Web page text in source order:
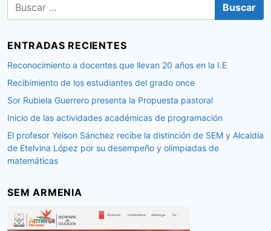
a
r
ENTRADAS RECIENTES
Reconocimiento a docentes que llevan 20 años en la I.E
Recibimiento de los estudiantes del grado once
Sor Rubiela Guerrero presenta la Propuesta pastoral
Inicio de las actividades académicas de programación
El profesor Yeison Sánchez recibe la distinción de SEM y Alcaldía
de Etelvina López por su desempeño y olimpiadas de
matemáticas
SEM ARMENIA